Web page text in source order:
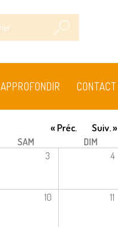
APPROFONDIR CONTACT
« Préc. Suiv. »
SAM
DIM
3 4
10
11